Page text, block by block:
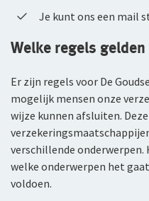
WIA Verzekering
Anw-pensioen
WGA-
Voor jou als ondernemer
Werken bij De Goudse
Vacatures
Stages en afstuderen
Arbeidsvoorwaarden
Sollicitatieprocedure
Privacyverklaring
Je kunt ons een mail
Welke regels
Er zijn regels voor De
mogelijk mensen onze
wijze kunnen afsluiten.
verschillende
welke onderwerpen het
voldoen.